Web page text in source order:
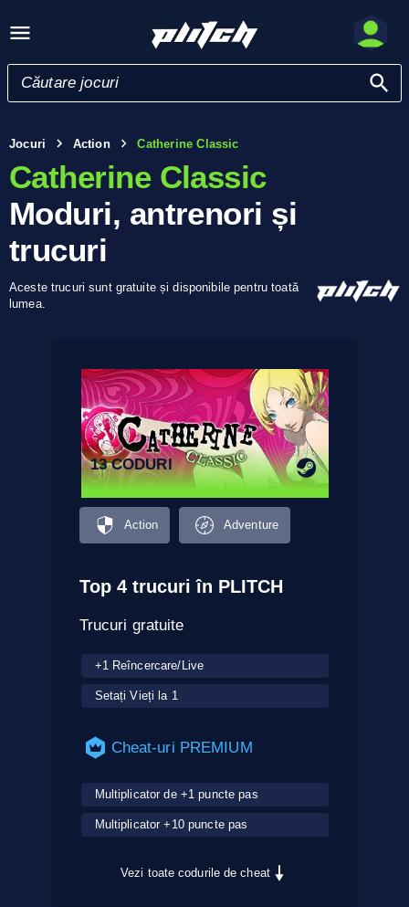
Jocuri Action Catherine Classic
Catherine Classic
Moduri, antrenori și
trucuri
Aceste trucuri sunt gratuite și disponibile pentru toată
lumea.
13 CODURI
Action Adventure
Top 4 trucuri în PLITCH
Trucuri gratuite
+1 Reîncercare/Live
Setați Vieți la 1
Cheat-uri PREMIUM
Multiplicator de +1 puncte pas
Multiplicator +10 puncte pas
Vezi toate codurile de cheat